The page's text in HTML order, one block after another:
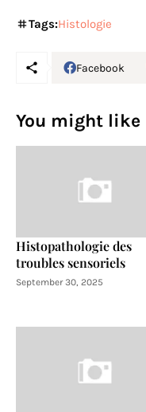
Tags:Histologie
Facebook
You might like
Histopathologie des
troubles sensoriels
September 30, 2025